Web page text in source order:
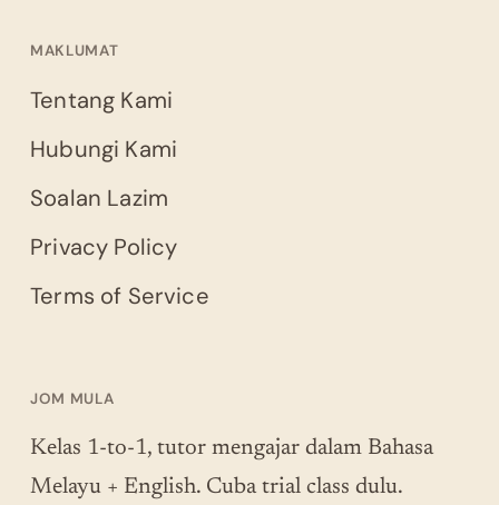
MAKLUMAT
Tentang Kami
Hubungi Kami
Soalan Lazim
Privacy Policy
Terms of Service
JOM MULA
Kelas 1-to-1, tutor mengajar dalam Bahasa
Melayu + English. Cuba trial class dulu.